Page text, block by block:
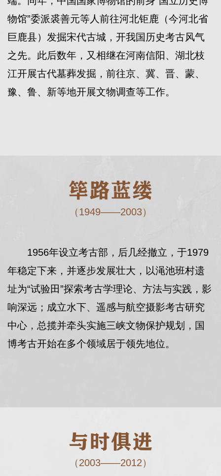
物馆”委派裘善元等人前往河北钜鹿（今河北省
巨鹿县）发掘宋代古城，开我国历史考古风气
之先。此后数年，又相继在河南信阳、湖北枝
江开展古代墓葬发掘，前往京、冀、晋、蒙、
豫、鲁、新等地开展文物调查等工作。
（1949——2003）
1956年设立考古部，后几经撤立，于1979
年稳定下来，并逐步发展壮大，以渑池班村遗
址为“试验田”探索考古学理论、方法与实践，影
响深远；成立水下、遥感与航空摄影考古研究
中心，总揽并牵头实施三峡文物保护规划，国
博考古开始在多个领域居于领先地位。
（2003——2012）